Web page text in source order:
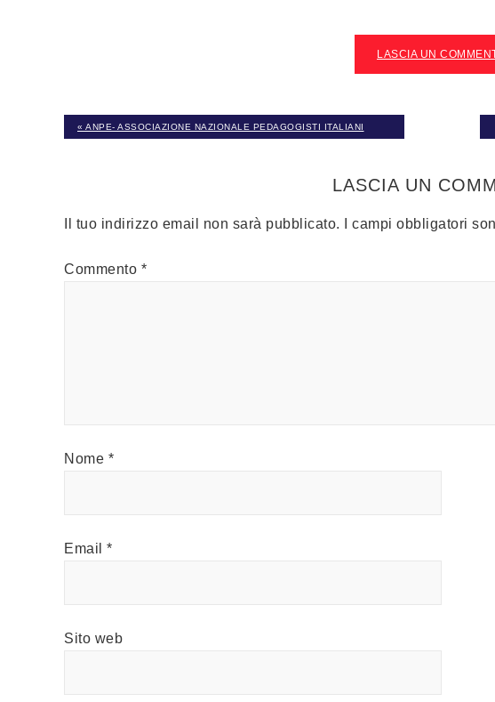
LASCIA UN
« ANPE- ASSOCIAZIONE NAZIONALE PEDAGOGISTI ITALIANI
LASCIA UN
Il tuo indirizzo email non sarà pubblicato. I campi obbligatori
Commento *
Nome *
Email *
Sito web